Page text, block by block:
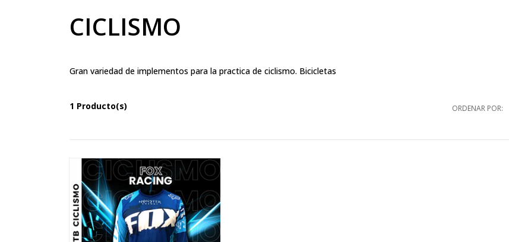
CICLISMO
Gran variedad de implementos para la practica de ciclismo. Bicicletas
1 Producto(s) ORDENAR POR: